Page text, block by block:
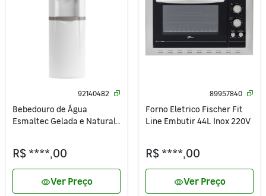
92140482
Bebedouro de Água
Esmaltec Gelada e Natural
R$ ****,00
visibilityVer Preço
89957840
Forno Eletrico Fischer Fit
Line Embutir 44L Inox 220V
R$ ****,00
visibilityVer Preço